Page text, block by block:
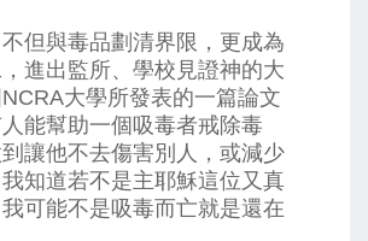
但與毒品劃清界限，更成為
進出監所、學校見證神的大
大學所發表的一篇論文
能幫助一個吸毒者戒除毒
讓他不去傷害別人，或減少
知道若不是主耶穌這位又真
可能不是吸毒而亡就是還在